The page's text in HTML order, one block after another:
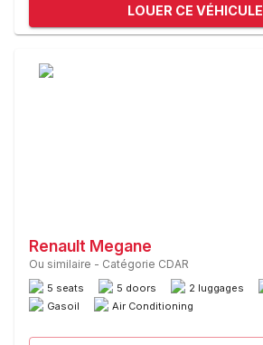
LOUER CE VÉHICULE
Renault Megane
Ou similaire - Catégorie CDAR
5 seats 5 doors 2 luggages
Gasoil
Air Conditioning